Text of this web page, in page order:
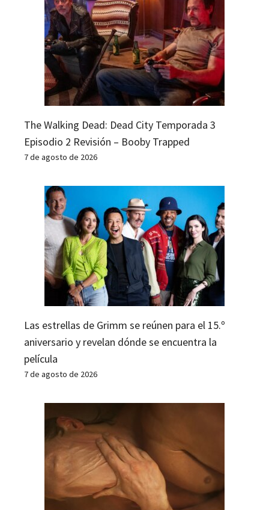
The Walking Dead: Dead City Temporada 3
Episodio 2 Revisión – Booby Trapped
7 de agosto de 2026
Las estrellas de Grimm se reúnen para el 15.º
aniversario y revelan dónde se encuentra la
película
7 de agosto de 2026